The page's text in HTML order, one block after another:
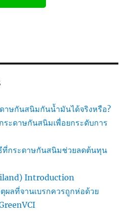
าษกันสนิมกันน้ำมันได้จริงหรือ?
ระดาษกันสนิมเพื่อยกระดับการ
ที่กระดาษกันสนิมช่วยลดต้นทุน
Introduction
ผลที่จานเบรกควรถูกห่อด้วย